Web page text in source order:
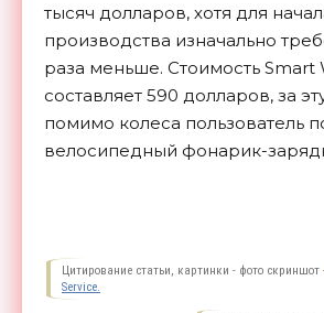
тысяч долларов, хотя для
производства изначально
раза меньше. Стоимость Smart
составляет 590 долларов, за
помимо колеса пользователь
велосипедный фонарик-
Цитирование статьи, картинки - фото скриншот
Service.